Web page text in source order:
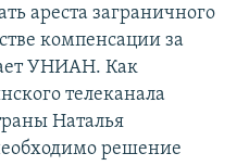
ареста заграничного
компенсации за
УНИАН. Как
телеканала
Наталья
решение